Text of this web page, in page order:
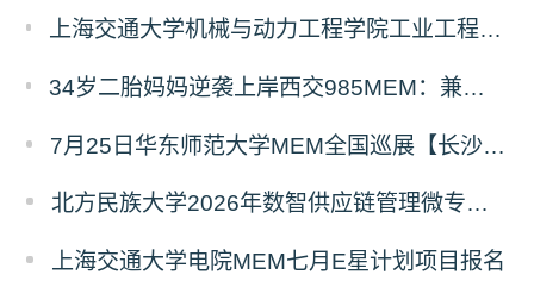
上海交通大学机械与动力工程学院工业工程学科硕士生招生专业及统考科目调整公告
34岁二胎妈妈逆袭上岸西交985MEM：兼顾工作带娃，零基础5个月逆风翻盘
7月25日华东师范大学MEM全国巡展【长沙站】开启，欢迎报考！
北方民族大学2026年数智供应链管理微专业招生简章
上海交通大学电院MEM七月E星计划项目报名